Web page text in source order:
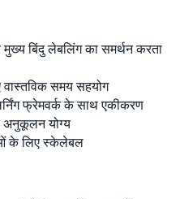
बिंदु लेबलिंग का समर्थन करता
वास्तविक समय सहयोग
फ्रेमवर्क के साथ एकीकरण
अनुकूलन योग्य
के लिए स्केलेबल